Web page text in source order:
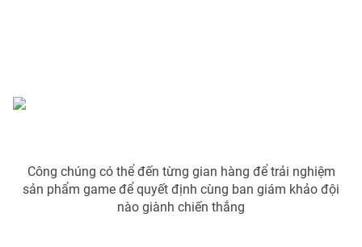
Theo dõi báo trên
Đài Truyền hình Việt Nam
Công chúng có thể đến từng gian hàng để trải nghiệm
sản phẩm game để quyết định cùng ban giám khảo đội
nào giành chiến thắng